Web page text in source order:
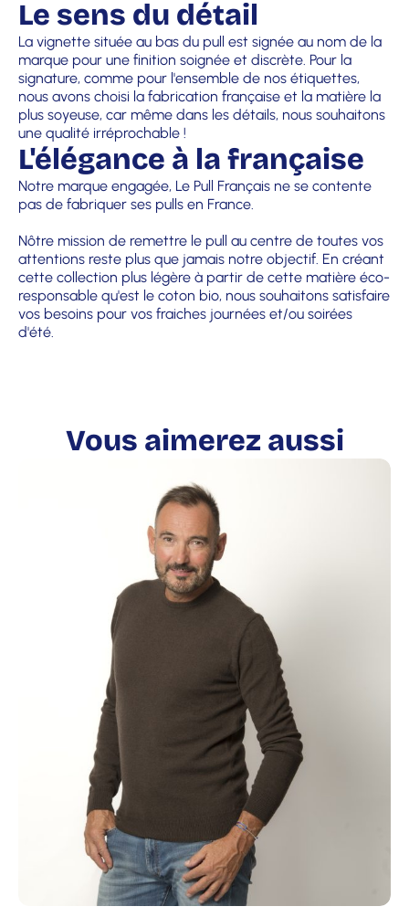
Le sens du détail
La vignette située au bas du pull est signée au nom de la
marque pour une finition soignée et discrète. Pour la
signature, comme pour l'ensemble de nos étiquettes,
nous avons choisi la fabrication française et la matière la
plus soyeuse, car même dans les détails, nous souhaitons
une qualité irréprochable !
L'élégance à la française
Notre marque engagée, Le Pull Français ne se contente
pas de fabriquer ses pulls en France.
Nôtre mission de remettre le pull au centre de toutes vos
attentions reste plus que jamais notre objectif. En créant
cette collection plus légère à partir de cette matière éco-
responsable qu'est le coton bio, nous souhaitons satisfaire
vos besoins pour vos fraiches journées et/ou soirées
d'été.
Vous aimerez aussi